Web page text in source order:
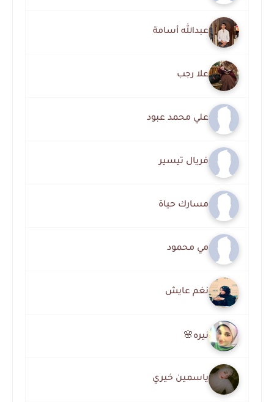
عبدالله أسامة
علا رجب
علي محمد عبود
فريال تيسير
مسارك حياة
مي محمود
نغم عايش
نيره🌸
ياسمين خيري